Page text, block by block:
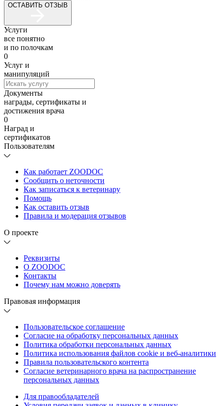
ОСТАВИТЬ ОТЗЫВ
Услуги
все понятно
и по полочкам
0
Услуг и
манипуляций
Документы
награды, сертификаты и
достижения врача
0
Наград и
сертификатов
Пользователям
Как работает ZOODOC
Сообщить о неточности
Как записаться к ветеринару
Помощь
Как оставить отзыв
Правила и модерация отзывов
О проекте
Реквизиты
О ZOODOC
Контакты
Почему нам можно доверять
Правовая информация
Пользовательское соглашение
Согласие на обработку персональных данных
Политика обработки персональных данных
Политика использования файлов cookie и веб-аналитики
Правила пользовательского контента
Согласие ветеринарного врача на распространение
персональных данных
Для правообладателей